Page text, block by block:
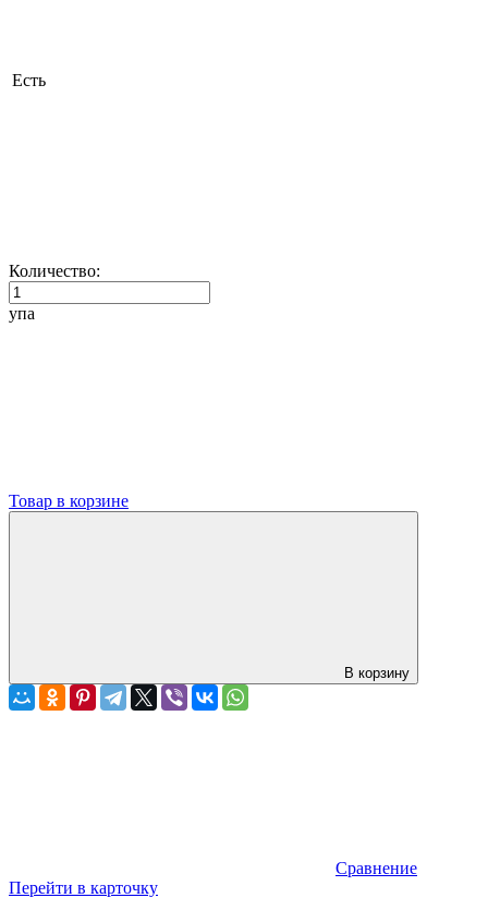
Есть
Количество:
упа
Товар в корзине
В корзину
Сравнение
Перейти в карточку